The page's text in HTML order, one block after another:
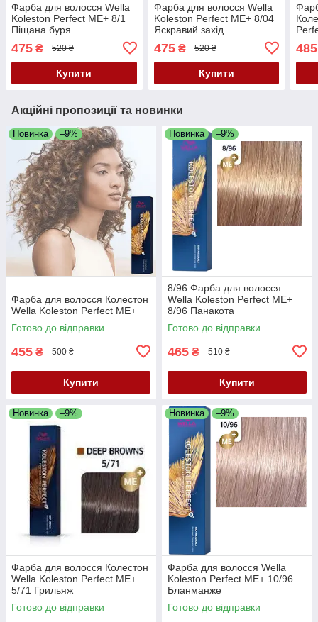
Фарба для волосся Wella
Koleston Perfect ME+ 8/1
Піщана буря
475 ₴ 520 ₴
Купити
Фарба для волосся Wella
Koleston Perfect ME+ 8/04
Яскравий захід
475₴ 520 ₴
Купити
485
Акційні пропозиції та новинки
Новинка –9%
Фарба для волосся Колестон
Wella Koleston Perfect ME+
Готово до відправки
455 ₴ 500 ₴
Купити
Новинка –9%
8/96 Фарба для волосся
Wella Koleston Perfect ME+
8/96 Панакота
Готово до відправки
465 ₴ 510 ₴
Купити
Новинка –9%
Фарба для волосся Колестон
Wella Koleston Perfect ME+
5/71 Грильяж
Готово до відправки
Новинка –9%
Фарба для волосся Wella
Koleston Perfect ME+ 10/96
Бланманже
Готово до відправки